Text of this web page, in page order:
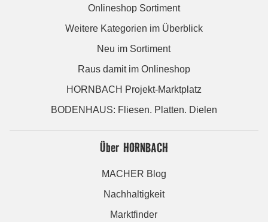
Onlineshop Sortiment
Weitere Kategorien im Überblick
Neu im Sortiment
Raus damit im Onlineshop
HORNBACH Projekt-Marktplatz
BODENHAUS: Fliesen. Platten. Dielen
Über HORNBACH
MACHER Blog
Nachhaltigkeit
Marktfinder